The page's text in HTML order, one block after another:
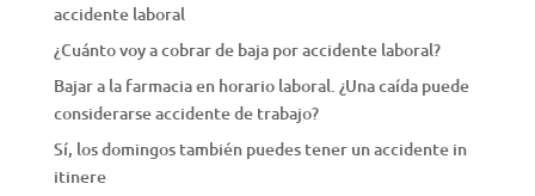
accidente laboral
¿Cuánto voy a cobrar de baja por accidente laboral?
Bajar a la farmacia en horario laboral. ¿Una caída puede
considerarse accidente de trabajo?
Sí, los domingos también puedes tener un accidente in
itinere